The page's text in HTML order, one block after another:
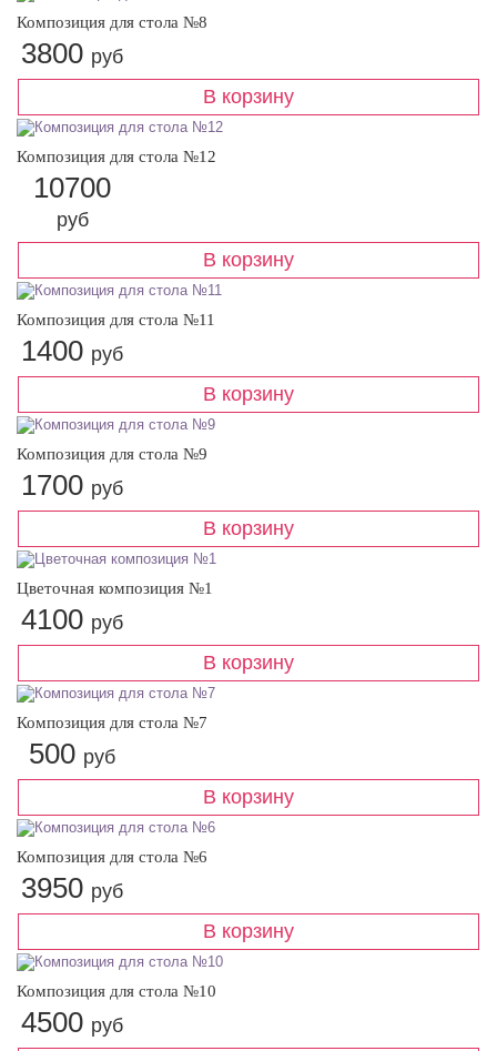
Композиция для стола №8
3800 руб
Композиция для стола №12
10700
руб
Композиция для стола №11
1400 руб
Композиция для стола №9
1700 руб
Цветочная композиция №1
4100 руб
Композиция для стола №7
500 руб
Композиция для стола №6
3950 руб
Композиция для стола №10
4500 руб